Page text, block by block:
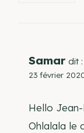
Samar dit :
23 février
Hello
Ohlalala le